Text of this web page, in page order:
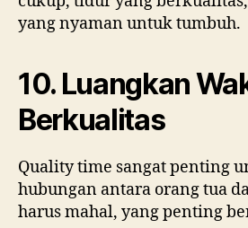
yang nyaman untuk tumbuh.
10. Luangkan
Berkualitas
Quality time sangat penting
hubungan antara orang tua
harus mahal, yang penting